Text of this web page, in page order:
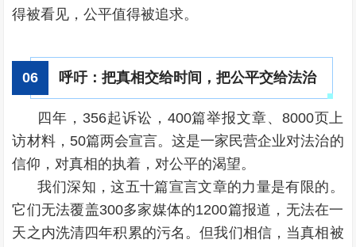
得被看见，公平值得被追求。
06 呼吁：把真相交给时间，把公平交给法治
四年，356起诉讼，400篇举报文章、8000页上
访材料，50篇两会宣言。这是一家民营企业对法治的
信仰，对真相的执着，对公平的渴望。
我们深知，这五十篇宣言文章的力量是有限的。
它们无法覆盖300多家媒体的1200篇报道，无法在一
天之内洗清四年积累的污名。但我们相信，当真相被